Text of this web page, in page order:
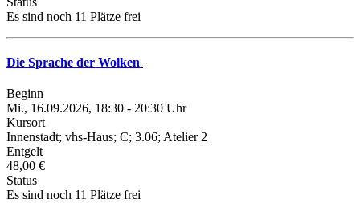
Es sind noch 11 Plätze frei
Die Sprache der Wolken
Beginn
Mi., 16.09.2026, 18:30 - 20:30 Uhr
Kursort
Innenstadt; vhs-Haus; C; 3.06; Atelier 2
Entgelt
48,00 €
Status
Es sind noch 11 Plätze frei